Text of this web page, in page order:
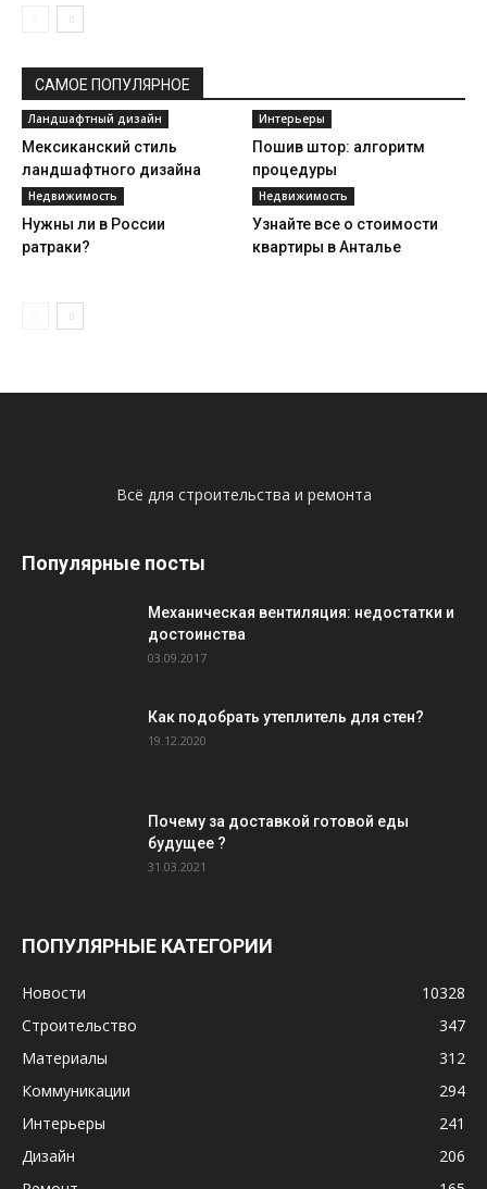
САМОЕ ПОПУЛЯРНОЕ
Ландшафтный дизайн
Мексиканский стиль
ландшафтного дизайна
Интерьеры
Пошив штор: алгоритм
процедуры
Недвижимость
Нужны ли в России
ратраки?
Недвижимость
Узнайте все о стоимости
квартиры в Анталье
Всё для строительства и ремонта
Популярные посты
Механическая вентиляция: недостатки и
достоинства
03.09.2017
Как подобрать утеплитель для стен?
19.12.2020
Почему за доставкой готовой еды
будущее ?
31.03.2021
ПОПУЛЯРНЫЕ КАТЕГОРИИ
Новости
10328
Строительство
347
Материалы
312
Коммуникации
294
Интерьеры
241
Дизайн
206